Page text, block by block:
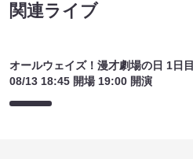
関連ライブ
オールウェイズ！漫才劇場の日 1日目
08/13 18:45 開場 19:00 開演